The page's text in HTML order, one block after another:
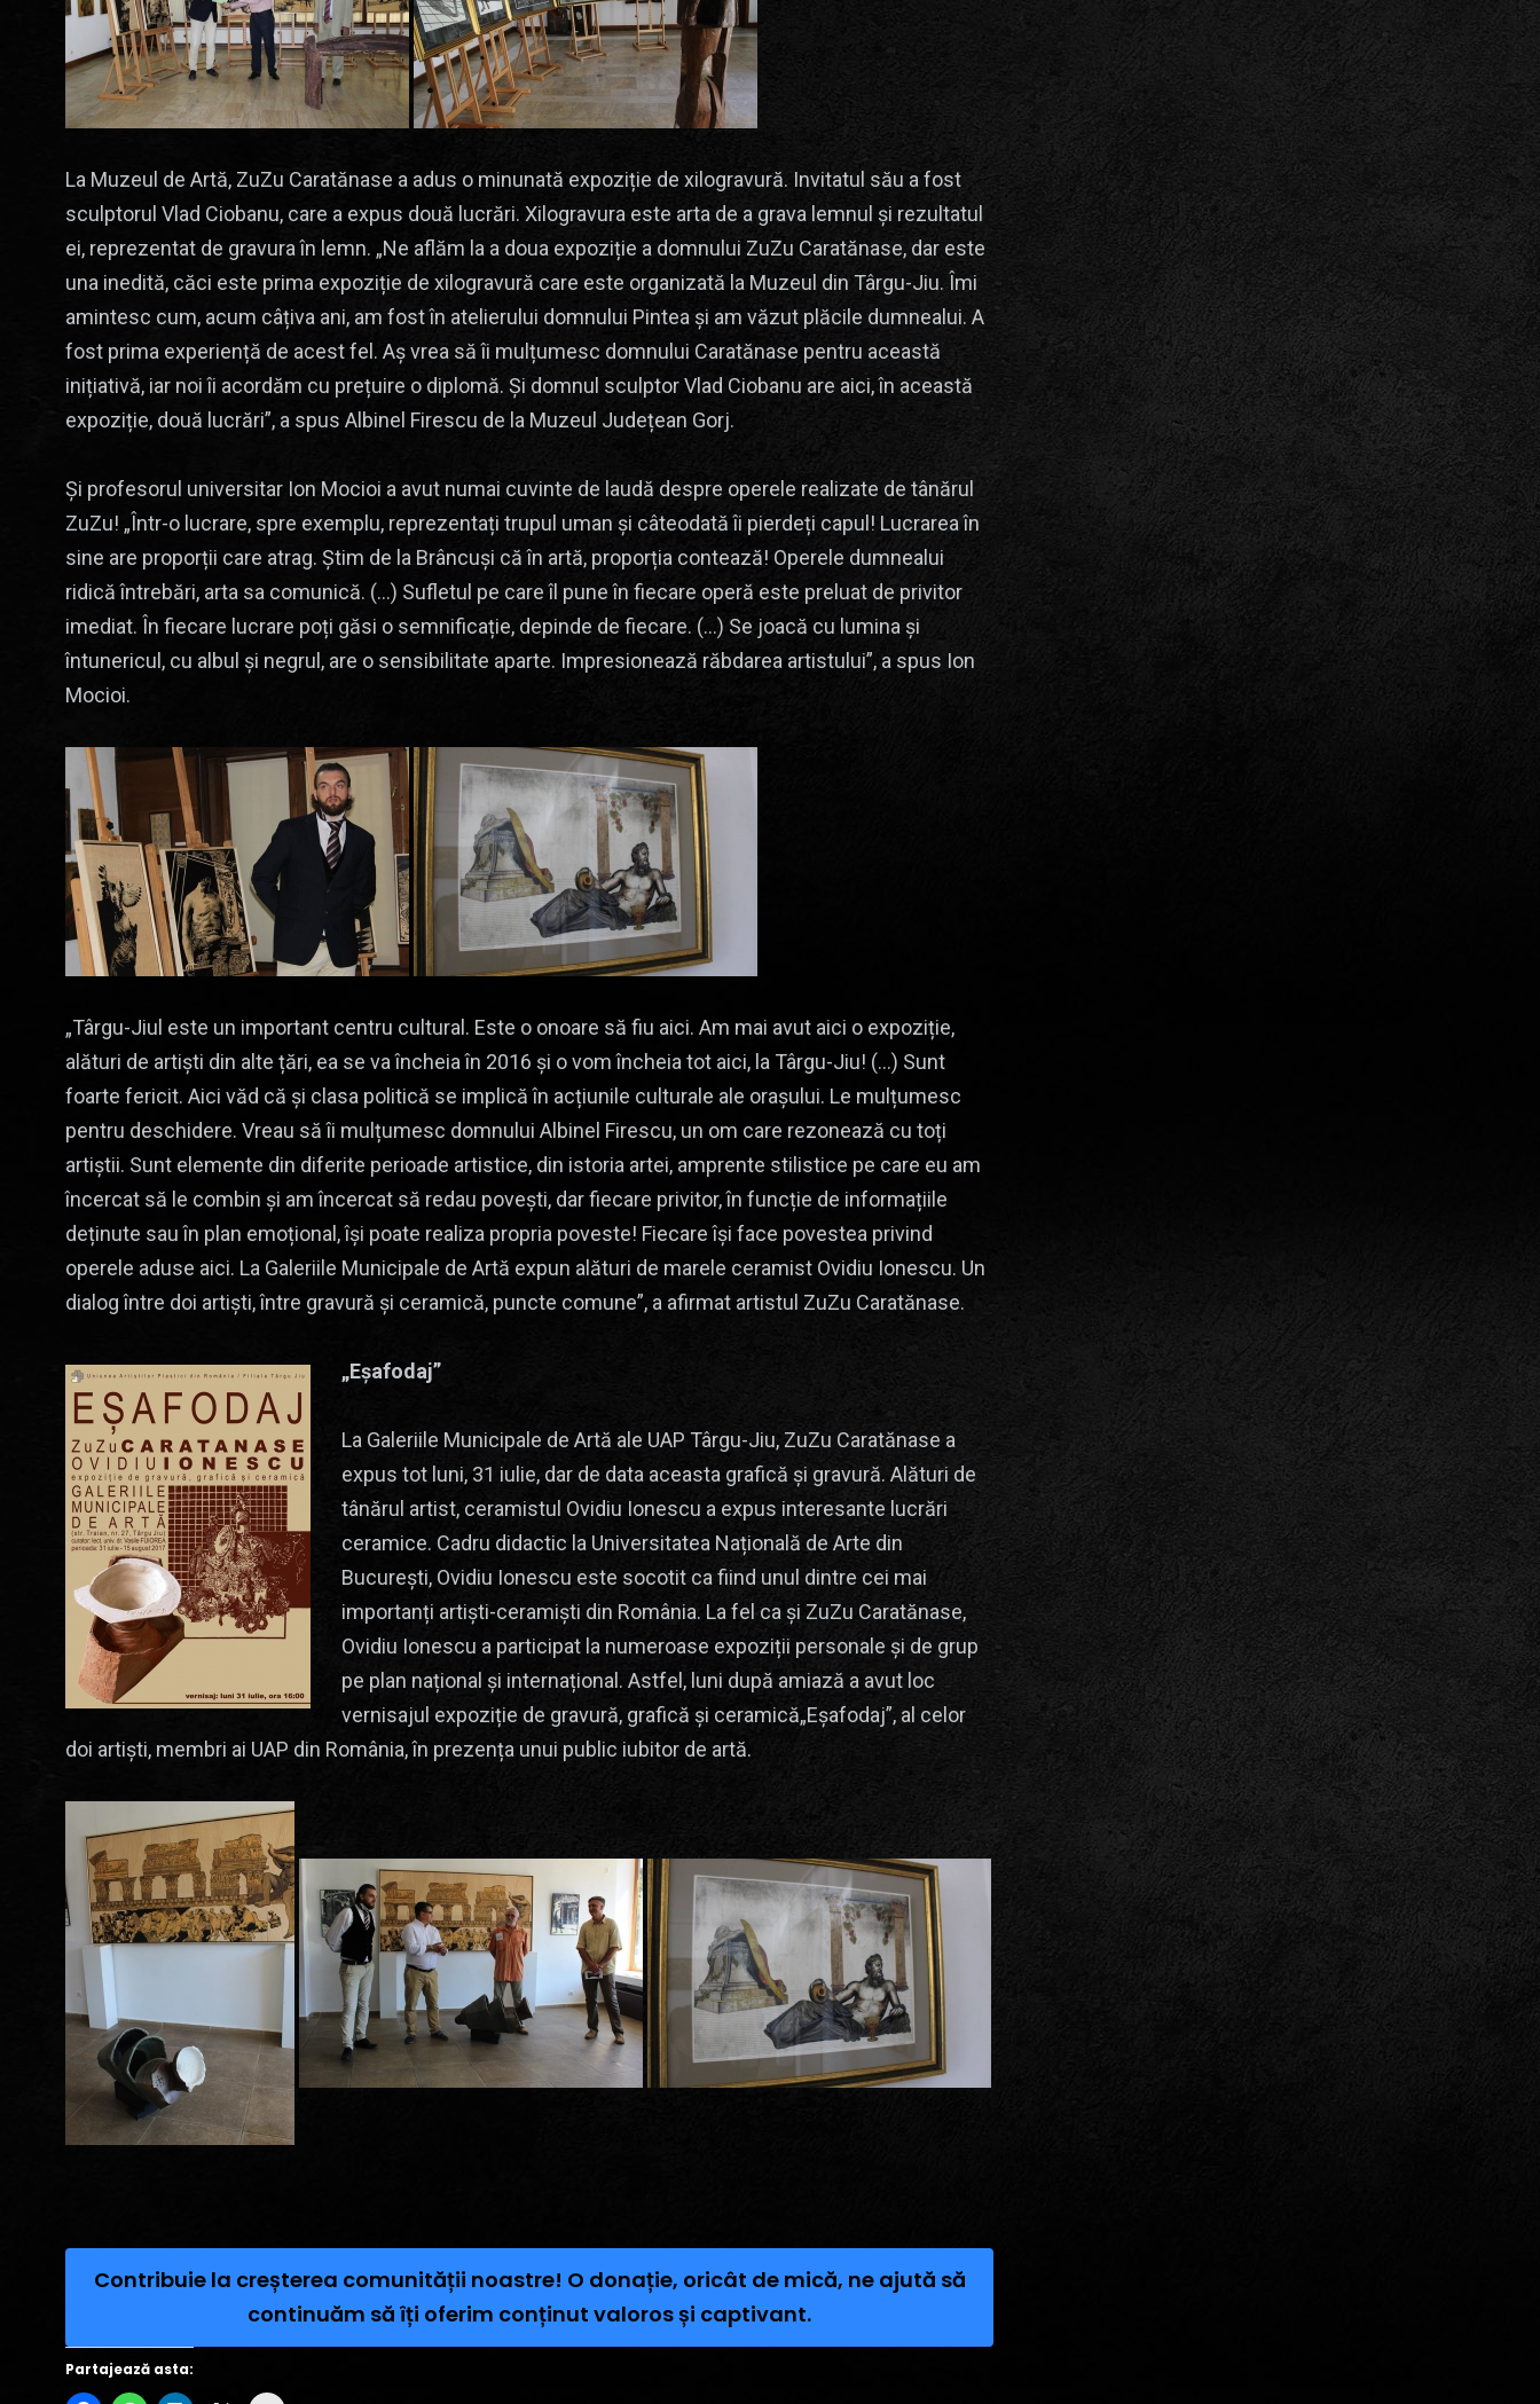
La Muzeul de Artă, ZuZu Caratănase a adus o minunată expoziție de xilogravură. Invitatul său a fost
sculptorul Vlad Ciobanu, care a expus două lucrări. Xilogravura este arta de a grava lemnul și rezultatul
ei, reprezentat de gravura în lemn. „Ne aflăm la a doua expoziție a domnului ZuZu Caratănase, dar este
una inedită, căci este prima expoziție de xilogravură care este organizată la Muzeul din Târgu-Jiu. Îmi
amintesc cum, acum câțiva ani, am fost în atelierului domnului Pintea și am văzut plăcile dumnealui. A
fost prima experiență de acest fel. Aș vrea să îi mulțumesc domnului Caratănase pentru această
inițiativă, iar noi îi acordăm cu prețuire o diplomă. Și domnul sculptor Vlad Ciobanu are aici, în această
expoziție, două lucrări”, a spus Albinel Firescu de la Muzeul Județean Gorj.
Și profesorul universitar Ion Mocioi a avut numai cuvinte de laudă despre operele realizate de tânărul
ZuZu! „Într-o lucrare, spre exemplu, reprezentați trupul uman și câteodată îi pierdeți capul! Lucrarea în
sine are proporții care atrag. Știm de la Brâncuși că în artă, proporția contează! Operele dumnealui
ridică întrebări, arta sa comunică. (…) Sufletul pe care îl pune în fiecare operă este preluat de privitor
imediat. În fiecare lucrare poți găsi o semnificație, depinde de fiecare. (…) Se joacă cu lumina și
întunericul, cu albul și negrul, are o sensibilitate aparte. Impresionează răbdarea artistului”, a spus Ion
Mocioi.
„Târgu-Jiul este un important centru cultural. Este o onoare să fiu aici. Am mai avut aici o expoziție,
alături de artiști din alte țări, ea se va încheia în 2016 și o vom încheia tot aici, la Târgu-Jiu! (…) Sunt
foarte fericit. Aici văd că și clasa politică se implică în acțiunile culturale ale orașului. Le mulțumesc
pentru deschidere. Vreau să îi mulțumesc domnului Albinel Firescu, un om care rezonează cu toți
artiștii. Sunt elemente din diferite perioade artistice, din istoria artei, amprente stilistice pe care eu am
încercat să le combin și am încercat să redau povești, dar fiecare privitor, în funcție de informațiile
deținute sau în plan emoțional, își poate realiza propria poveste! Fiecare își face povestea privind
operele aduse aici. La Galeriile Municipale de Artă expun alături de marele ceramist Ovidiu Ionescu. Un
dialog între doi artiști, între gravură și ceramică, puncte comune”, a afirmat artistul ZuZu Caratănase.
„Eșafodaj”
La Galeriile Municipale de Artă ale UAP Târgu-Jiu, ZuZu Caratănase a
expus tot luni, 31 iulie, dar de data aceasta grafică și gravură. Alături de
tânărul artist, ceramistul Ovidiu Ionescu a expus interesante lucrări
ceramice. Cadru didactic la Universitatea Națională de Arte din
București, Ovidiu Ionescu este socotit ca fiind unul dintre cei mai
importanți artiști-ceramiști din România. La fel ca și ZuZu Caratănase,
Ovidiu Ionescu a participat la numeroase expoziții personale și de grup
pe plan național și internațional. Astfel, luni după amiază a avut loc
vernisajul expoziție de gravură, grafică și ceramică„Eșafodaj”, al celor
doi artiști, membri ai UAP din România, în prezența unui public iubitor de artă.
Contribuie la creșterea comunității noastre! O donație, oricât de mică, ne ajută să
continuăm să îți oferim conținut valoros și captivant.
Partajează asta: